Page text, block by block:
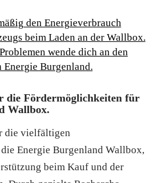
den Energieverbrauch
beim Laden an der Wallbox.
wende dich an den
Burgenland.
die Fördermöglichkeiten für
Wallbox.
die vielfältigen
Energie Burgenland Wallbox,
beim Kauf und der